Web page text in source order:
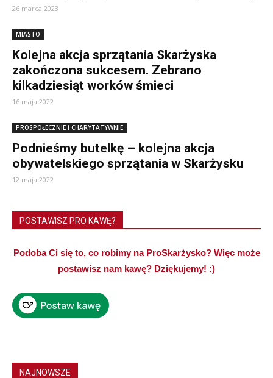
26 marca 2023
MIASTO
Kolejna akcja sprzątania Skarżyska
zakończona sukcesem. Zebrano
kilkadziesiąt worków śmieci
16 maja 2022
PROSPOŁECZNIE i CHARYTATYWNIE
Podnieśmy butelkę – kolejna akcja
obywatelskiego sprzątania w Skarżysku
12 maja 2022
POSTAWISZ PRO KAWĘ?
Podoba Ci się to, co robimy na ProSkarżysko? Więc może
postawisz nam kawę? Dziękujemy! :)
NAJNOWSZE